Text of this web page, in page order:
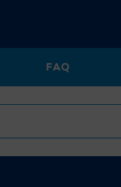
FAQ